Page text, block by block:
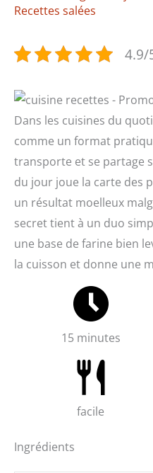
Recettes salées
4.9/
Dans les cuisines du
comme un format
transporte et se partage
du jour joue la carte des
un résultat moelleux
secret tient à un duo
une base de farine bien
la cuisson et donne une
15 minutes
facile
Ingrédients